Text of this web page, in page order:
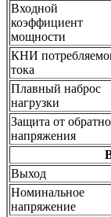
Входной
коэффициент
мощности
КНИ
тока
Плавный наброс
нагрузки
Защита от
напряжения
Выход
Номинальное
напряжение